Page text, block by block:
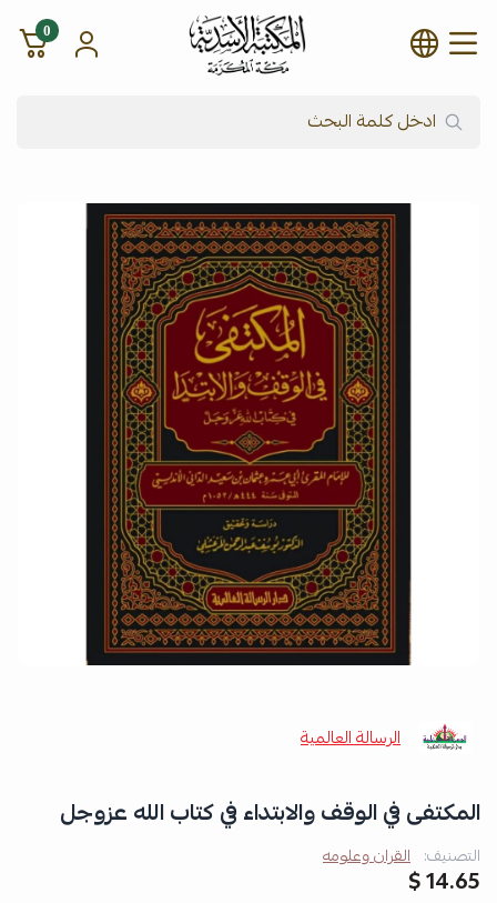
شركة المكتبة الأسدية للنشر
0
الرسالة العالمية
المكتفى في الوقف والابتداء في كتاب الله عزوجل
التصنيف: القران وعلومه
14.65 $